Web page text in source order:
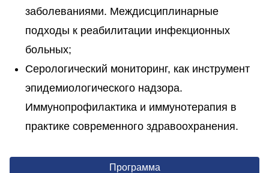
заболеваниями. Междисциплинарные
подходы к реабилитации инфекционных
больных;
Серологический мониторинг, как инструмент
эпидемиологического надзора.
Иммунопрофилактика и иммунотерапия в
практике современного здравоохранения.
Программа